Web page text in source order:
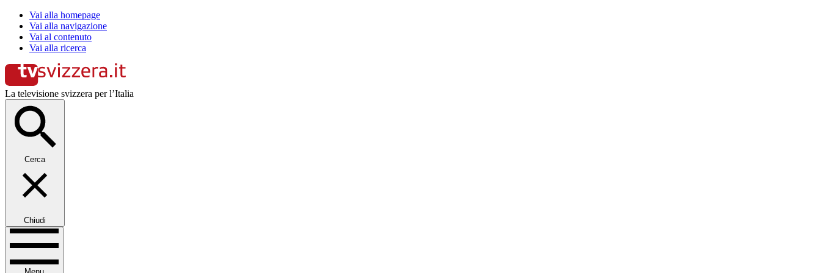
Vai alla homepage
Vai alla navigazione
Vai al contenuto
Vai alla ricerca
La televisione svizzera per l’Italia
Cerca
Chiudi